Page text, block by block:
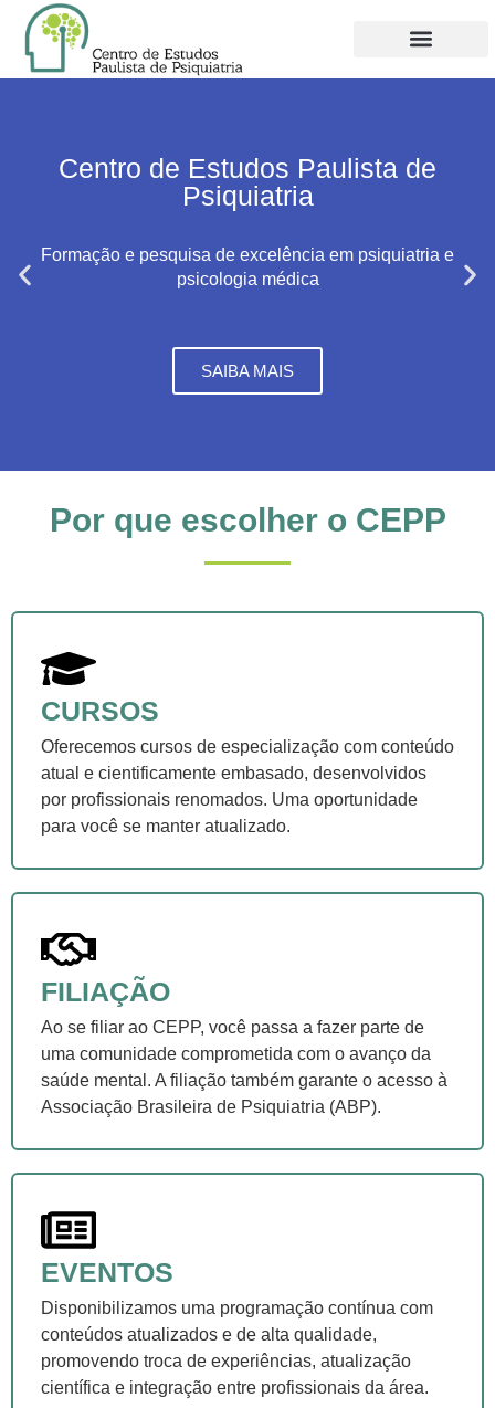
Centro de Estudos Paulista de
Psiquiatria
Formação e pesquisa de excelência em psiquiatria e
psicologia médica
SAIBA MAIS
Por que escolher o CEPP
CURSOS
Oferecemos cursos de especialização com conteúdo
atual e cientificamente embasado, desenvolvidos
por profissionais renomados. Uma oportunidade
para você se manter atualizado.
FILIAÇÃO
Ao se filiar ao CEPP, você passa a fazer parte de
uma comunidade comprometida com o avanço da
saúde mental. A filiação também garante o acesso à
Associação Brasileira de Psiquiatria (ABP).
EVENTOS
Disponibilizamos uma programação contínua com
conteúdos atualizados e de alta qualidade,
promovendo troca de experiências, atualização
científica e integração entre profissionais da área.